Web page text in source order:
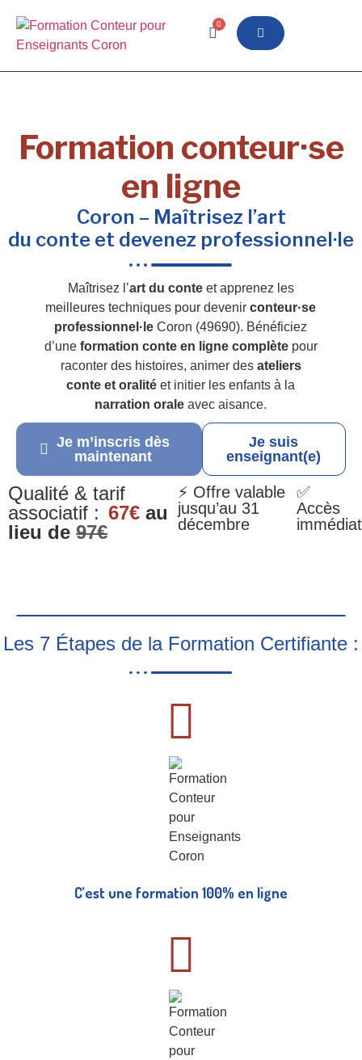
0
Formation conteur·se
en ligne
Coron – Maîtrisez l’art
du conte et devenez professionnel·le
Maîtrisez l’art du conteet apprenez les
meilleures techniques pour devenirconteur·se
professionnel·le Coron (49690). Bénéficiez
d’une formation conte en ligne complètepour
raconter des histoires, animer des ateliers
conte et oralité et initier les enfants à la
narration orale avec aisance.
Je m’inscris dès
maintenant
Je suis
enseignant(e)
Qualité & tarif
associatif : 67€ au
lieu de 97€
⚡ Offre valable
jusqu’au 31
décembre
✅
Accès
immédiat
Les 7 Étapes de la Formation Certifiante :
C’est une formation 100% en ligne